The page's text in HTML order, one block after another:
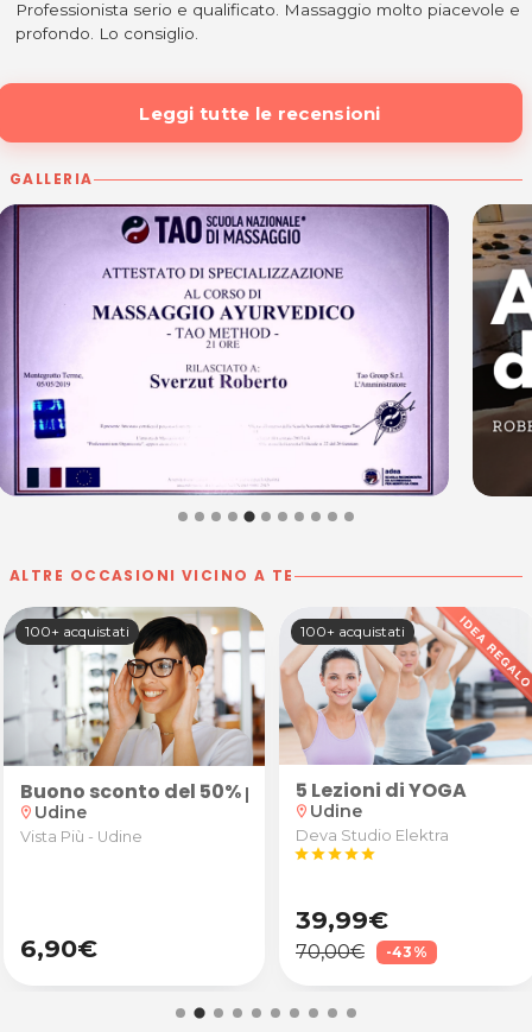
Professionista serio e qualificato. Massaggio molto piacevole e
profondo. Lo consiglio.
Leggi tutte le recensioni
GALLERIA
ALTRE OCCASIONI VICINO A TE
occhiali da vista antiriflesso
100+ acquistati
5 Lezioni di YOGA
location_on Udine
Deva Studio Elektra
70,00€
69 acquistati
Corso di ukulele: 3
location_on Udine
Andrea Maurizio Insegnante
Di Musica
24,90€
60,00€ -58%